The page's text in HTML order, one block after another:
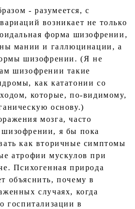
- разумеется, с
возникает не только
форма шизофрении,
мании и галлюцинации, а
шизофрении. (Я не
шизофрении такие
как кататонии со
которые, по-видимому,
основу.)
мозга, часто
я бы пока
как вторичные симптомы
атрофии мускулов при
Психогенная природа
объяснить, почему в
случаях, когда
госпитализации в